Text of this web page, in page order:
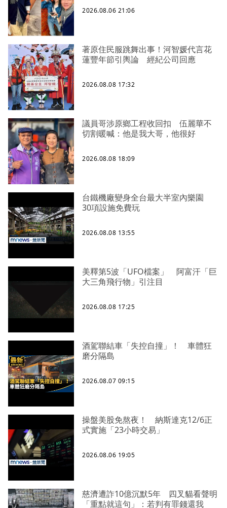
2026.08.06 21:06
著原住民服跳舞出事！河智媛代言花
蓮豐年節引輿論 經紀公司回應
2026.08.08 17:32
議員哥涉原鄉工程收回扣 伍麗華不
切割暖喊：他是我大哥，他很好
2026.08.08 18:09
台鐵機廠變身全台最大半室內樂園
30項設施免費玩
2026.08.08 13:55
美釋第5波「UFO檔案」 阿富汗「巨
大三角飛行物」引注目
2026.08.08 17:25
酒駕聯結車「失控自撞」！ 車體狂
磨分隔島
2026.08.07 09:15
操盤美股免熬夜！ 納斯達克12/6正
式實施「23小時交易」
2026.08.06 19:05
慈濟遭詐10億沉默5年 四叉貓看聲明
「重點就這句」：若判有罪錢還我